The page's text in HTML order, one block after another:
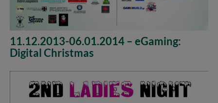
11.12.2013-06.01.2014 – eGaming:
Digital Christmas